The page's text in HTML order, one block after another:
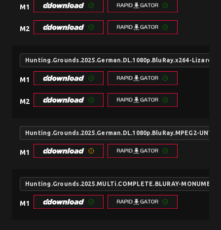
M1
M2
Hunting.Grounds.2025.German.DL.1080p.BluRay.x264-
M1
M2
Hunting.Grounds.2025.German.DL.1080p.BluRay.MPEG2-
M1
Hunting.Grounds.2025.MULTi.COMPLETE.BLURAY-MONUMENT
M1